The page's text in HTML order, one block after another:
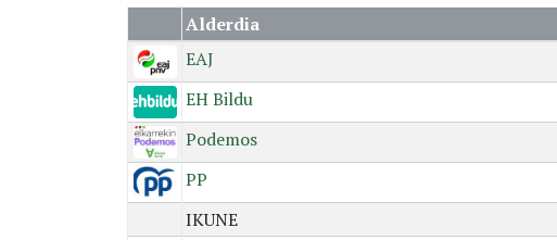
Alderdia
EAJ
EH Bildu
Podemos
PP
IKUNE